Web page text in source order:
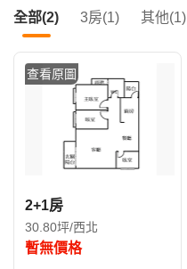
全部(2) 3房(1) 其他(1)
查看原圖
2+1房
30.80坪/西北
暫無價格